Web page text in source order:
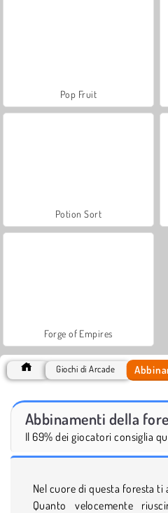
Pop Fruit
Potion Sort
Forge of Empires
Giochi di Arcade
Abbinamenti della
Il 69% dei giocatori consiglia
Nel cuore di questa foresta ti
Quanto velocemente